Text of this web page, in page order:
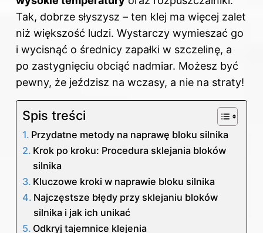
Tak, dobrze słyszysz – ten klej ma więcej zalet
niż większość ludzi. Wystarczy wymieszać go
i wycisnąć o średnicy zapałki w szczelinę, a
po zastygnięciu obciąć nadmiar. Możesz być
pewny, że jeździsz na wczasy, a nie na straty!
Spis treści
Przydatne metody na naprawę bloku silnika
Krok po kroku: Procedura sklejania bloków
silnika
Kluczowe kroki w naprawie bloku silnika
Najczęstsze błędy przy sklejaniu bloków
silnika i jak ich unikać
Odkryj tajemnice klejenia